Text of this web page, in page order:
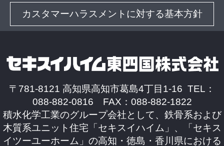
カスタマーハラスメントに対する基本方針
〒781-8121 高知県高知市葛島4丁目1-16 TEL：
088-882-0816 FAX：088-882-1822
積水化学工業のグループ会社として、鉄骨系および
木質系ユニット住宅「セキスイハイム」、「セキス
イツーユーホーム」の高知・徳島・香川県における